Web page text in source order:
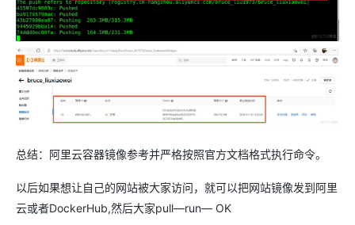
总结：阿里云容器镜像参考并严格按照官方文档格式执行命令。
以后如果想让自己的网站被大家访问，就可以把网站镜像发到阿里
云或者DockerHub,然后大家pull—run— OK